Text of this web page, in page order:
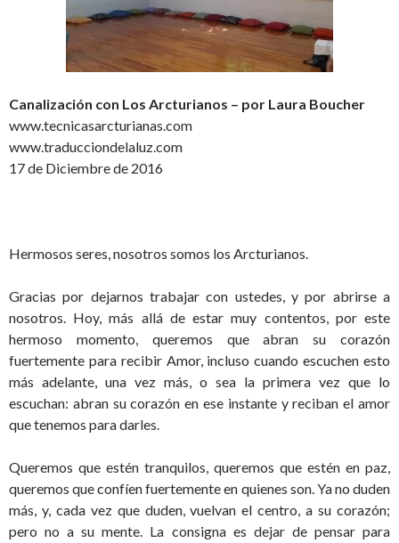
Canalización con Los Arcturianos – por Laura Boucher
www.tecnicasarcturianas.com
www.traducciondelaluz.com
17 de Diciembre de 2016
Hermosos seres, nosotros somos los Arcturianos.
Gracias por dejarnos trabajar con ustedes, y por abrirse a
nosotros. Hoy, más allá de estar muy contentos, por este
hermoso momento, queremos que abran su corazón
fuertemente para recibir Amor, incluso cuando escuchen esto
más adelante, una vez más, o sea la primera vez que lo
escuchan: abran su corazón en ese instante y reciban el amor
que tenemos para darles.
Queremos que estén tranquilos, queremos que estén en paz,
queremos que confíen fuertemente en quienes son. Ya no duden
más, y, cada vez que duden, vuelvan el centro, a su corazón;
pero no a su mente. La consigna es dejar de pensar para